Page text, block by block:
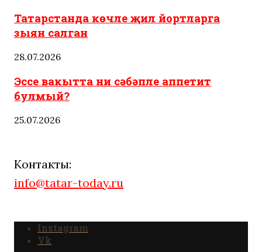
Татарстанда көчле җил йортларга
зыян салган
28.07.2026
Эссе вакытта ни сәбәпле аппетит
булмый?
25.07.2026
Контакты:
info@tatar-today.ru
Instagram
Vk